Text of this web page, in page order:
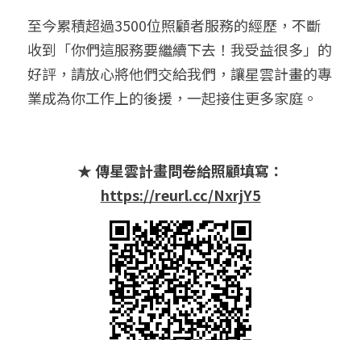
至今累積超過3500位照顧者服務的經歷，不斷
收到「你們這服務要繼續下去！我受益很多」的
好評，請放心將他們交給我們，讓星雲計畫的專
業成為你工作上的後援，一起接住更多家庭。
★ 傳星雲計畫問卷給照顧填寫：
https://reurl.cc/NxrjY5